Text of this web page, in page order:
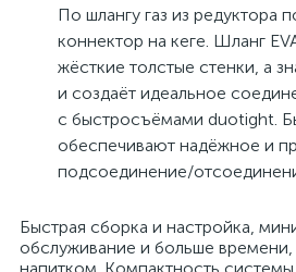
По шлангу газ из редуктора
коннектор на кеге. Шланг
жёсткие толстые стенки, а
и создаёт идеальное
с быстросъёмами duotight.
обеспечивают надёжное и
подсоединение/
Быстрая сборка и настройка,
обслуживание и больше времени,